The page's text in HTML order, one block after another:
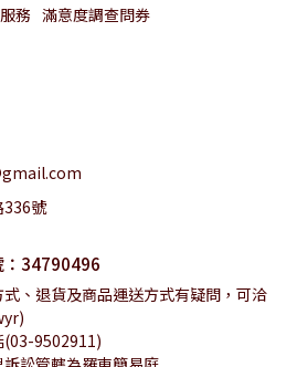
務 滿意度調查問券
336號
：34790496
、退貨及商品運送方式有疑問，可洽
(03-9502911)